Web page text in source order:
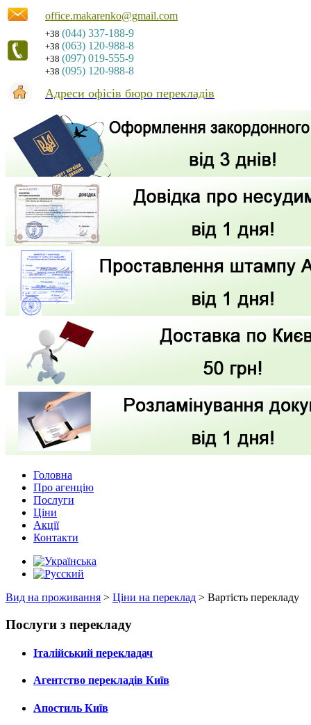
office.makarenko@gmail.com
+38 (044) 337-188-9
+38 (063) 120-988-8
+38 (097) 019-555-9
+38 (095) 120-988-8
Адреси офісів бюро перекладів
Головна
Про агенцію
Послуги
Ціни
Акції
Контакти
Вид на проживання > Ціни на переклад > Вартість перекладу
Послуги з перекладу
Італійський перекладач
Агентство перекладів Київ
Апостиль Київ